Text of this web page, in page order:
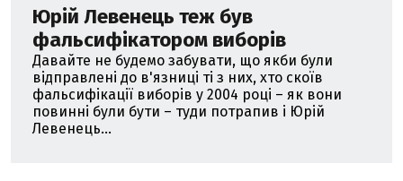
Юрій Левенець теж був
фальсифікатором виборів
Давайте не будемо забувати, що якби були
відправлені до в'язниці ті з них, хто скоїв
фальсифікації виборів у 2004 році – як вони
повинні були бути – туди потрапив і Юрій
Левенець...